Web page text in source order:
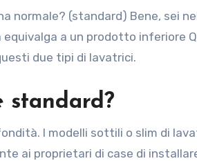
a un prodotto inferiore
due tipi di lavatrici.
standard?
I modelli sottili o slim di
ai proprietari di case di